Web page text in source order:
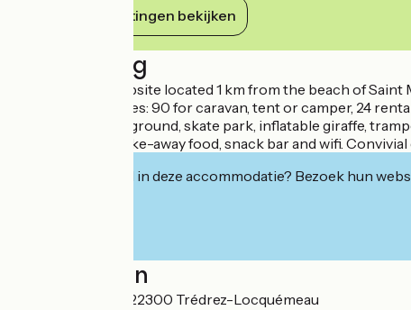
Haar verplichtingen bekijken
Beschrijving
Charming 4* campsite located 1 km from the beach of
delimited by hedges: 90 for caravan, tent or camper, 24
golf, multi-sports ground, skate park, inflatable giraffe,
bread, pastries, take-away food, snack bar and wifi.
Geïnteresseerd in deze accommodatie? Bezoek hun
Localisation
22 Voie Romaine 22300 Trédrez-Locquémeau